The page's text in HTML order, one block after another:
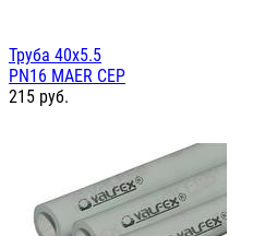
Труба 40х5.5
PN16 MAER СЕР
215 руб.